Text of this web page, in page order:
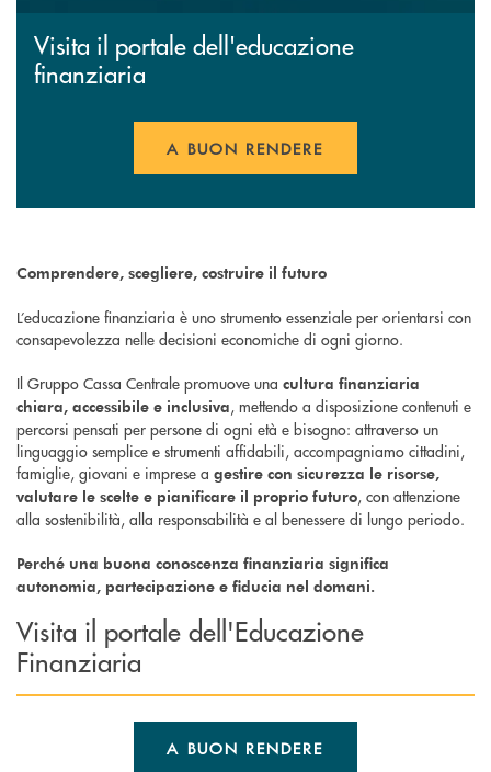
Visita il portale dell'educazione
finanziaria
A BUON RENDERE
Comprendere, scegliere, costruire il futuro
L’educazione finanziaria è uno strumento essenziale per orientarsi con
consapevolezza nelle decisioni economiche di ogni giorno.
Il Gruppo Cassa Centrale promuove una cultura finanziaria
chiara, accessibile e inclusiva, mettendo a disposizione contenuti e
percorsi pensati per persone di ogni età e bisogno: attraverso un
linguaggio semplice e strumenti affidabili, accompagniamo cittadini,
famiglie, giovani e imprese a gestire con sicurezza le risorse,
valutare le scelte e pianificare il proprio futuro, con attenzione
alla sostenibilità, alla responsabilità e al benessere di lungo periodo.
Perché una buona conoscenza finanziaria significa
autonomia, partecipazione e fiducia nel domani.
Visita il portale dell'Educazione
Finanziaria
A BUON RENDERE